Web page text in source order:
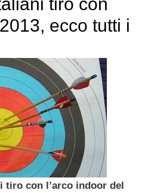
ecco tutti i
tiro con l’arco indoor del